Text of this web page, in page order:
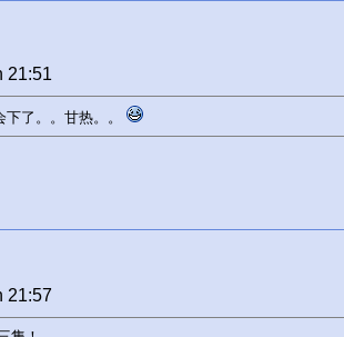
21:51
了。。甘热。。
21:57